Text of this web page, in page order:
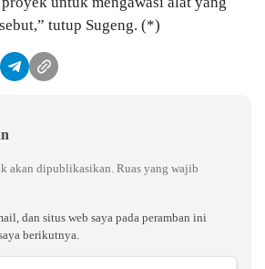
tutup Sugeng. (*)
akan dipublikasikan. Ruas yang wajib
dan situs web saya pada peramban ini
berikutnya.